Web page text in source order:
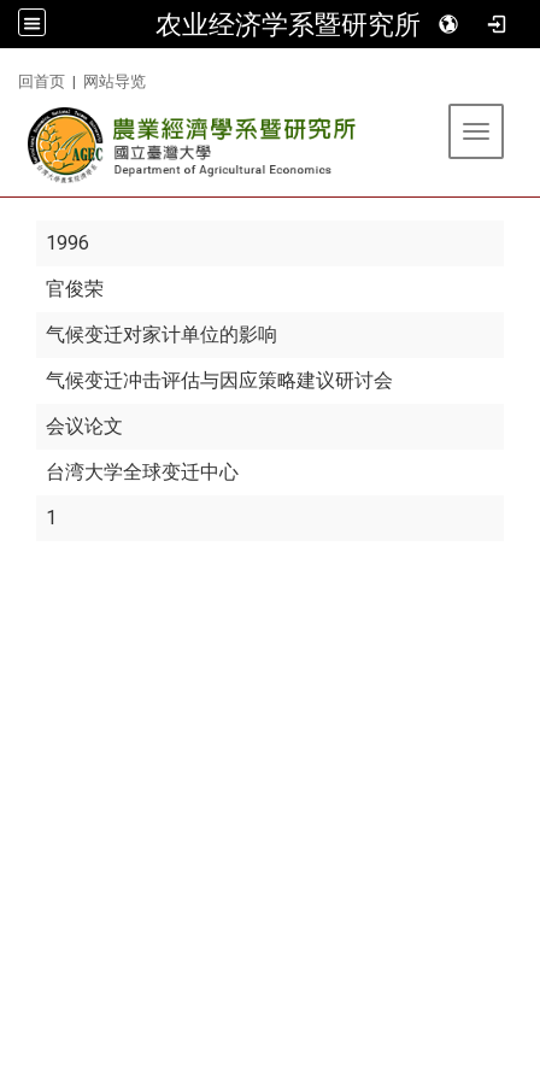
农业经济学系暨研究所
回首页 | 网站导览
Toggle
1996
官俊荣
气候变迁对家计单位的影响
气候变迁冲击评估与因应策略建议研讨会
会议论文
台湾大学全球变迁中心
1